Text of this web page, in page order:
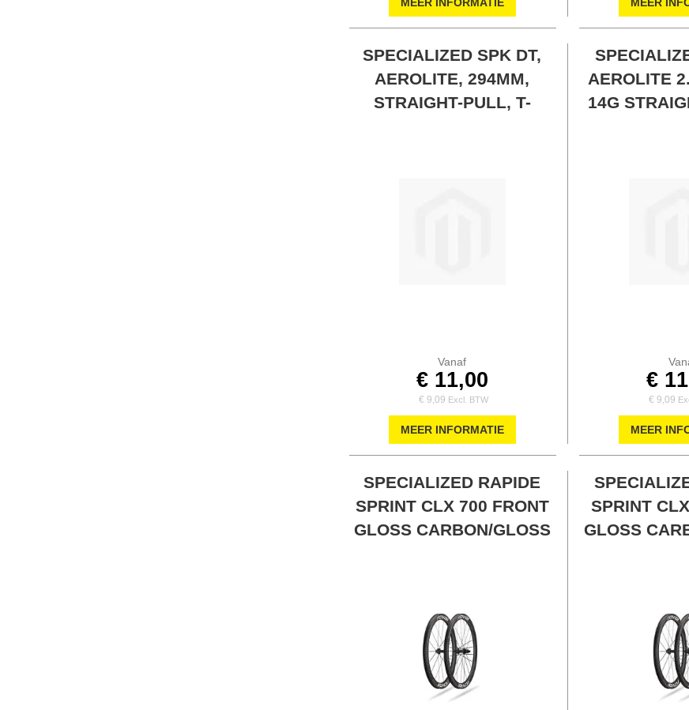
SPECIALIZED SPK DT,
AEROLITE, 294MM,
STRAIGHT-PULL, T-
Vanaf
€ 11,00
€ 9,09
MEER INFORMATIE
AEROLITE
14G
€
€ 9,09
MEER
SPECIALIZED RAPIDE
SPRINT CLX 700 FRONT
GLOSS CARBON/GLOSS
SPRINT
GLOSS